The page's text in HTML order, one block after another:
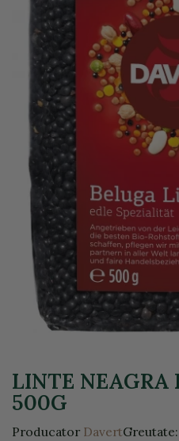
LINTE NEAGRA
500G
Producator DavertGreutate: